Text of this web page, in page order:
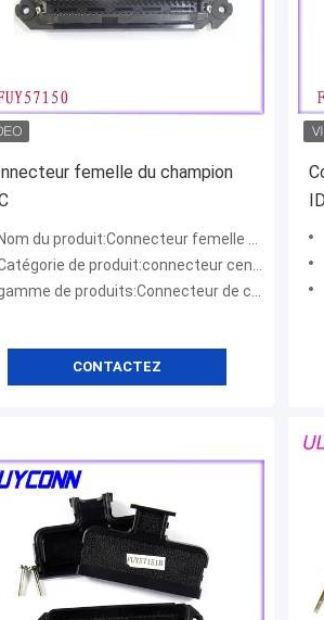
femelle du champion
Nom du produit:Connecteur femelle d'IDC
de produit:connecteur centronic
de produits:Connecteur de champion
CONTACTEZ